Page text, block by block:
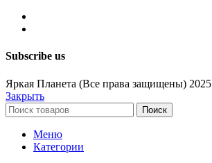
Subscribe us
Яркая Планета (Все права защищены) 2025
Закрыть
Поиск
Меню
Категории